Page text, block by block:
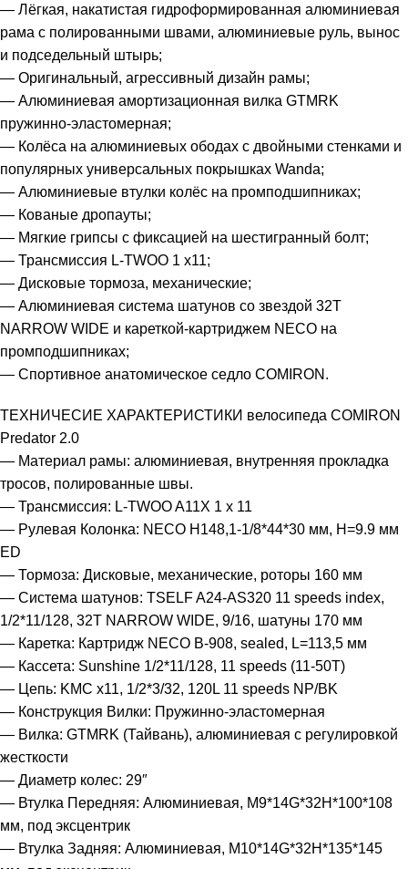
— Лёгкая, накатистая гидроформированная алюминиевая
рама с полированными швами, алюминиевые руль, вынос
и подседельный штырь;
— Оригинальный, агрессивный дизайн рамы;
— Алюминиевая амортизационная вилка GTMRK
пружинно-эластомерная;
— Колёса на алюминиевых ободах с двойными стенками и
популярных универсальных покрышках Wanda;
— Алюминиевые втулки колёс на промподшипниках;
— Кованые дропауты;
— Мягкие грипсы с фиксацией на шестигранный болт;
— Трансмиссия L-TWOO 1 x11;
— Дисковые тормоза, механические;
— Алюминиевая система шатунов со звездой 32Т
NARROW WIDE и кареткой-картриджем NECO на
промподшипниках;
— Cпортивное анатомическое седло COMIRON.
ТЕХНИЧЕСИЕ ХАРАКТЕРИСТИКИ велосипеда COMIRON
Predator 2.0
— Материал рамы: алюминиевая, внутренняя прокладка
тросов, полированные швы.
— Трансмиссия: L-TWOO A11X 1 х 11
— Рулевая Колонка: NECO H148,1-1/8*44*30 мм, H=9.9 мм
ED
— Тормоза: Дисковые, механические, роторы 160 мм
— Система шатунов: TSELF A24-AS320 11 speeds index,
1/2*11/128, 32T NARROW WIDE, 9/16, шатуны 170 мм
— Каретка: Картридж NECO B-908, sealed, L=113,5 мм
— Кассета: Sunshine 1/2*11/128, 11 speeds (11-50T)
— Цепь: KMC x11, 1/2*3/32, 120L 11 speeds NP/BK
— Конструкция Вилки: Пружинно-эластомерная
— Вилка: GTMRK (Тайвань), алюминиевая с регулировкой
жесткости
— Диаметр колес: 29″
— Втулка Передняя: Алюминиевая, M9*14G*32H*100*108
мм, под эксцентрик
— Втулка Задняя: Алюминиевая, M10*14G*32H*135*145